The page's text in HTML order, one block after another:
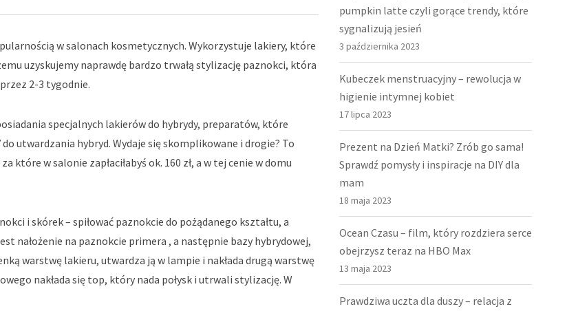
w salonach kosmetycznych. Wykorzystuje lakiery, które
uzyskujemy naprawdę bardzo trwałą stylizację paznokci, która
2-3 tygodnie.
specjalnych lakierów do hybrydy, preparatów, które
utwardzania hybryd. Wydaje się skomplikowane i drogie? To
w salonie zapłaciłabyś ok. 160 zł, a w tej cenie w domu
i skórek – spiłować paznokcie do pożądanego kształtu, a
nałożenie na paznokcie primera , a następnie bazy hybrydowej,
warstwę lakieru, utwardza ją w lampie i nakłada drugą warstwę
nakłada się top, który nada połysk i utrwali stylizację. W
pumpkin latte czyli gorące trendy, które
sygnalizują jesień
3 października 2023
Kubeczek menstruacyjny – rewolucja w
higienie intymnej kobiet
17 lipca 2023
Prezent na Dzień Matki? Zrób go sama!
Sprawdź pomysły i inspiracje na DIY dla
mam
18 maja 2023
Ocean Czasu – film, który rozdziera serce
obejrzysz teraz na HBO Max
13 maja 2023
Prawdziwa uczta dla duszy – relacja z